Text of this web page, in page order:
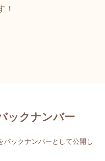
！
ックナンバー
バックナンバーとして公開し